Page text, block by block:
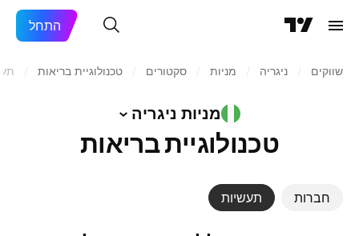
התחל
שווקים ניגריה מניות‏ סקטורים טכנולוגיית בריאות
מניות ניגריה
טכנולוגיית בריאות
חברות תעשיות